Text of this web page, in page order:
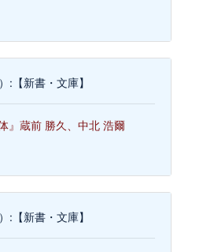
:【新書・文庫】
』蔵前 勝久、中北 浩爾
:【新書・文庫】